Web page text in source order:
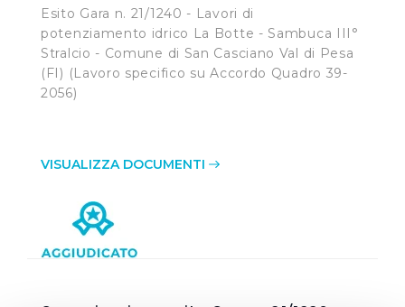
Esito Gara n. 21/1240 - Lavori di
potenziamento idrico La Botte - Sambuca III°
Stralcio - Comune di San Casciano Val di Pesa
(FI) (Lavoro specifico su Accordo Quadro 39-
2056)
VISUALIZZA DOCUMENTI